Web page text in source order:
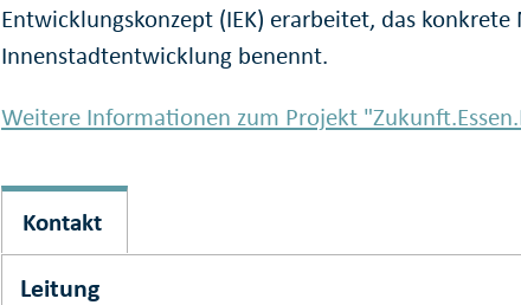
Entwicklungskonzept (IEK) erarbeitet, das
Innenstadtentwicklung benennt.
Weitere Informationen zum Projekt
Kontakt
Leitung